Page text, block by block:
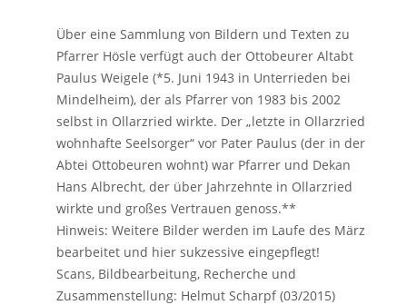
Über eine Sammlung von Bildern und Texten zu
Pfarrer Hösle verfügt auch der Ottobeurer Altabt
Paulus Weigele (*5. Juni 1943 in Unterrieden bei
Mindelheim), der als Pfarrer von 1983 bis 2002
selbst in Ollarzried wirkte. Der „letzte in Ollarzried
wohnhafte Seelsorger“ vor Pater Paulus (der in der
Abtei Ottobeuren wohnt) war Pfarrer und Dekan
Hans Albrecht, der über Jahrzehnte in Ollarzried
wirkte und großes Vertrauen genoss.**
Hinweis: Weitere Bilder werden im Laufe des März
bearbeitet und hier sukzessive eingepflegt!
Scans, Bildbearbeitung, Recherche und
Zusammenstellung: Helmut Scharpf (03/2015)